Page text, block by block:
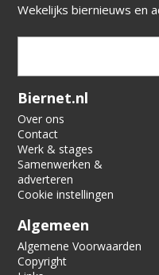
Wekelijks biernieuws en
Verification code:
Biernet.nl
Over ons
Contact
Werk & stages
Samenwerken &
adverteren
Cookie instellingen
Algemeen
Algemene Voorwaarden
Copyright